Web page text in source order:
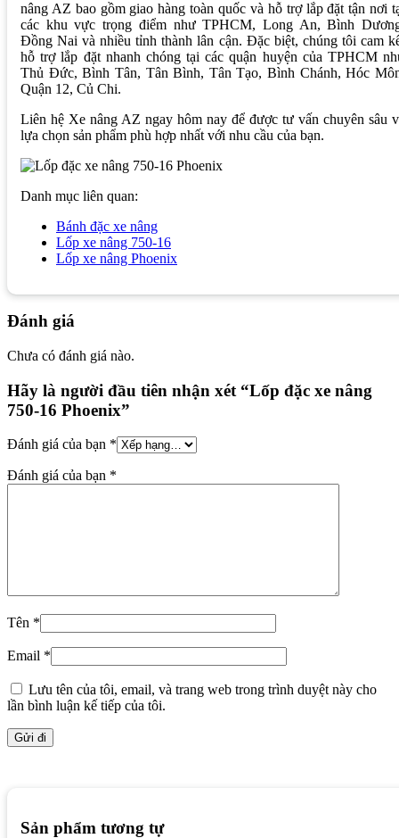
nâng AZ bao gồm giao hàng toàn quốc và hỗ trợ lắp đặt tận nơi
các khu vực trọng điểm như TPHCM, Long An, Bình
Đồng Nai và nhiều tỉnh thành lân cận. Đặc biệt, chúng tôi cam
hỗ trợ lắp đặt nhanh chóng tại các quận huyện của TPHCM
Thủ Đức, Bình Tân, Tân Bình, Tân Tạo, Bình Chánh, Hóc
Quận 12, Củ Chi.
Liên hệ Xe nâng AZ ngay hôm nay để được tư vấn chuyên sâu
lựa chọn sản phẩm phù hợp nhất với nhu cầu của bạn.
Danh mục liên quan:
Bánh đặc xe nâng
Lốp xe nâng 750-16
Lốp xe nâng Phoenix
Đánh giá
Chưa có đánh giá nào.
Hãy là người đầu tiên nhận xét “Lốp đặc xe nâng
750-16 Phoenix”
Đánh giá của bạn *
Đánh giá của bạn *
Tên *
Email *
Lưu tên của tôi, email, và trang web trong trình duyệt này cho
lần bình luận kế tiếp của tôi.
Sản phẩm tương tự